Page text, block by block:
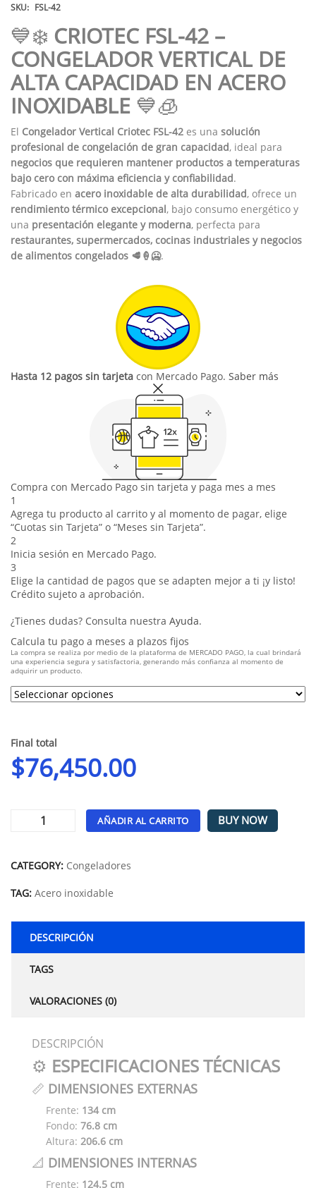
SKU: FSL-42
💙❄️ CRIOTEC FSL-42 –
CONGELADOR VERTICAL DE
ALTA CAPACIDAD EN ACERO
INOXIDABLE 💙🧊
El Congelador Vertical Criotec FSL-42 es una solución
profesional de congelación de gran capacidad, ideal para
negocios que requieren mantener productos a temperaturas
bajo cero con máxima eficiencia y confiabilidad.
Fabricado en acero inoxidable de alta durabilidad, ofrece un
rendimiento térmico excepcional, bajo consumo energético y
una presentación elegante y moderna, perfecta para
restaurantes, supermercados, cocinas industriales y negocios
de alimentos congelados 🥩🍦🥶.
Hasta 12 pagos sin tarjeta con Mercado Pago. Saber más
Compra con Mercado Pago sin tarjeta y paga mes a mes
1
Agrega tu producto al carrito y al momento de pagar, elige
“Cuotas sin Tarjeta” o “Meses sin Tarjeta”.
2
Inicia sesión en Mercado Pago.
3
Elige la cantidad de pagos que se adapten mejor a ti ¡y listo!
Crédito sujeto a aprobación.
¿Tienes dudas? Consulta nuestra Ayuda.
Calcula tu pago a meses a plazos fijos
La compra se realiza por medio de la plataforma de MERCADO PAGO, la cual brindará
una experiencia segura y satisfactoria, generando más confianza al momento de
adquirir un producto.
Final total
$76,450.00
AÑADIR AL CARRITO BUY NOW
CATEGORY: Congeladores
TAG: Acero inoxidable
DESCRIPCIÓN
TAGS
VALORACIONES (0)
DESCRIPCIÓN
⚙️ ESPECIFICACIONES TÉCNICAS
📏 DIMENSIONES EXTERNAS
Frente: 134 cm
Fondo: 76.8 cm
Altura: 206.6 cm
📐 DIMENSIONES INTERNAS
Frente: 124.5 cm